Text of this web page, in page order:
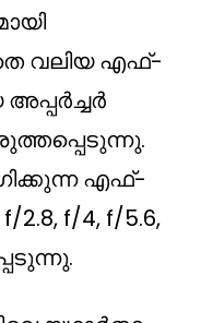
വലിയ എഫ്-
എഫ്-
2.8, f/4, f/5.6,